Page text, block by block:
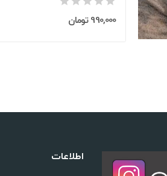
990,000 تومان
اطلاعات